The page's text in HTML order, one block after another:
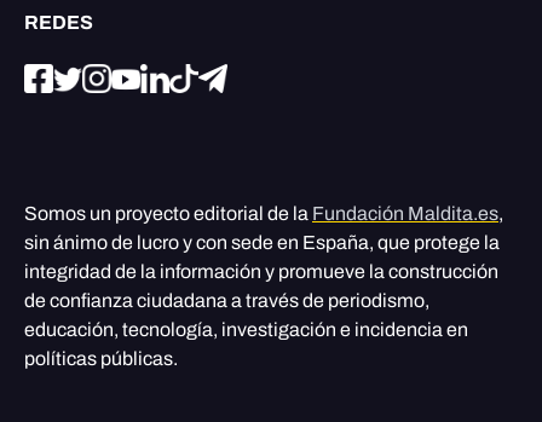
REDES
Somos un proyecto editorial de la Fundación Maldita.es,
sin ánimo de lucro y con sede en España, que protege la
integridad de la información y promueve la construcción
de confianza ciudadana a través de periodismo,
educación, tecnología, investigación e incidencia en
políticas públicas.